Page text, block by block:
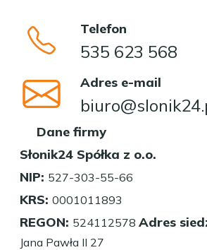
Telefon
535 623 568
Adres e-mail
Dane firmy
Słonik24 Spółka z o.o.
NIP: 527-303-55-66
KRS: 0001011893
REGON: 524112578 Adres
Jana Pawła II 27